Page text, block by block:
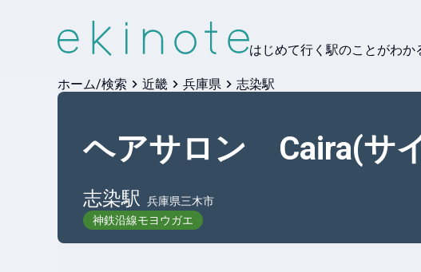
はじめて行く駅のことがわ
ホーム/検索 近畿 兵庫県 志染駅
ヘアサロン Caira(サ
志染駅
兵庫県三木市
神鉄沿線モヨウガエ